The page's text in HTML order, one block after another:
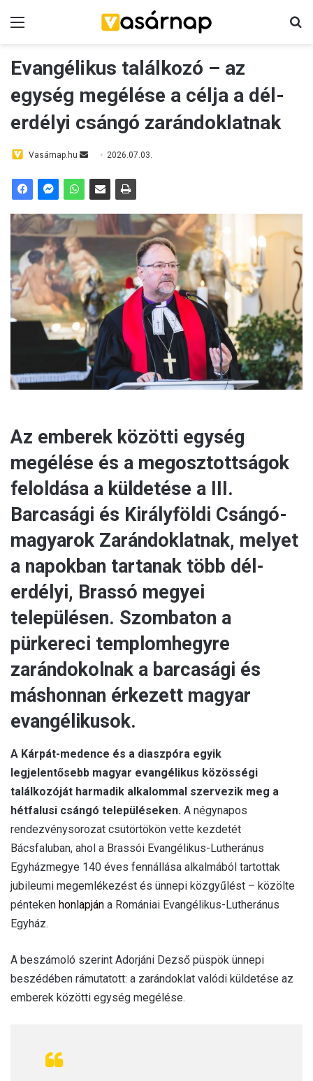
Evangélikus találkozó – az
egység megélése a célja a dél-
erdélyi csángó zarándoklatnak
Vasárnap.hu
a
n
e
m
a
i
l
2026.07.03.
Az emberek közötti egység
megélése és a megosztottságok
feloldása a küldetése a III.
Barcasági és Királyföldi Csángó-
magyarok Zarándoklatnak, melyet
a napokban tartanak több dél-
erdélyi, Brassó megyei
településen. Szombaton a
pürkereci templomhegyre
zarándokolnak a barcasági és
máshonnan érkezett magyar
evangélikusok.
A Kárpát-medence és a diaszpóra egyik
legjelentősebb magyar evangélikus közösségi
találkozóját harmadik alkalommal szervezik meg a
hétfalusi csángó településeken. A négynapos
rendezvénysorozat csütörtökön vette kezdetét
Bácsfaluban, ahol a Brassói Evangélikus-Lutheránus
Egyházmegye 140 éves fennállása alkalmából tartottak
jubileumi megemlékezést és ünnepi közgyűlést – közölte
pénteken honlapján a Romániai Evangélikus-Lutheránus
Egyház.
A beszámoló szerint Adorjáni Dezső püspök ünnepi
beszédében rámutatott: a zarándoklat valódi küldetése az
emberek közötti egység megélése.